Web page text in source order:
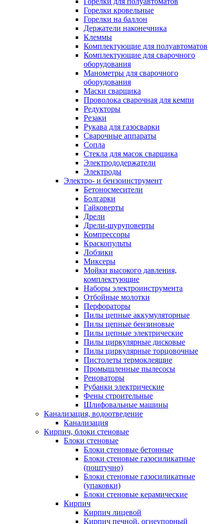
Горелки кровельные
Горелки на баллон
Держатели наконечника
Клеммы
Комплектующие для полуавтоматов
Комплектующие для сварочного
оборудования
Манометры для сварочного
оборудования
Маски сварщика
Проволока сварочная для кемпи
Редукторы
Резаки
Рукава для газосварки
Сварочные аппараты
Сопла
Стекла для масок сварщика
Электрододержатели
Электроды
Электро- и бензоинструмент
Бетоносмесители
Болгарки
Гайковерты
Дрели
Дрели-шуруповерты
Компрессоры
Краскопульты
Лобзики
Миксеры
Мойки высокого давления,
комплектующие
Наборы электроинструмента
Отбойные молотки
Перфораторы
Пилы цепные аккумуляторные
Пилы цепные бензиновые
Пилы цепные электрические
Пилы циркулярные дисковые
Пилы циркулярные торцовочные
Пистолеты термоклеящие
Промышленные пылесосы
Реноваторы
Рубанки электрические
Фены строительные
Шлифовальные машины
Канализация, водоотведение
Канализация
Кирпич, блоки стеновые
Блоки стеновые
Блоки стеновые бетонные
Блоки стеновые газосиликатные
(поштучно)
Блоки стеновые газосиликатные
(упаковки)
Блоки стеновые керамические
Кирпич
Кирпич лицевой
Кирпич печной, огнеупорный